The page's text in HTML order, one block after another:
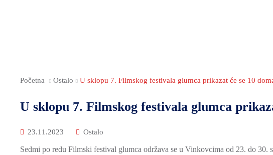
Početna Ostalo U sklopu 7. Filmskog festivala glumca prikazat će se 10
U sklopu 7. Filmskog festivala glumca
23.11.2023 Ostalo
Sedmi po redu Filmski festival glumca održava se u Vinkovcima od 23. do 30.